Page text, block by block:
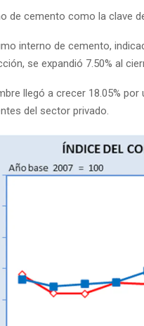
de cemento como la clave
interno de cemento,
se expandió 7.50% al
llegó a crecer 18.05%
del sector privado.